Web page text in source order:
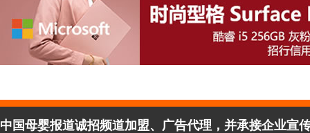
中国母婴报道诚招频道加盟、广告代理，并承接企业宣